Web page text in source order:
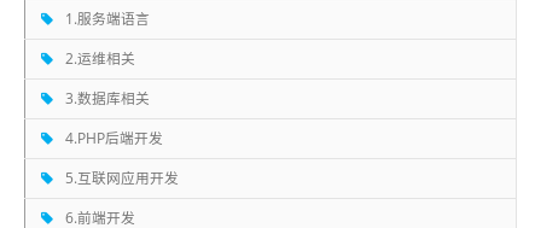
1.服务端语言
2.运维相关
3.数据库相关
4.PHP后端开发
5.互联网应用开发
6.前端开发